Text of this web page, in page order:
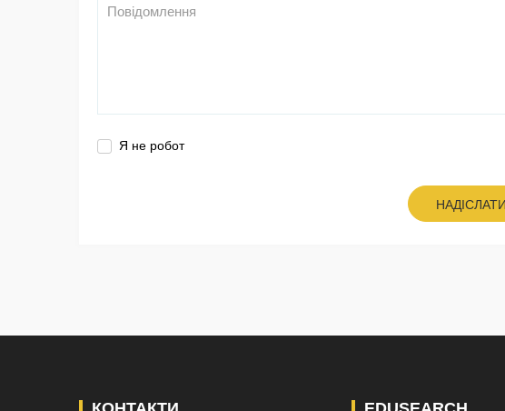
Я не робот
НАДІСЛАТИ